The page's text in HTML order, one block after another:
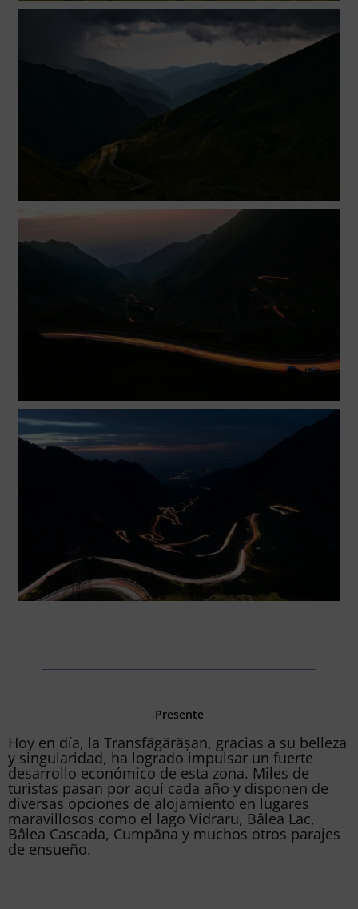
Presente
Hoy en día, la Transfăgărășan, gracias a su belleza
y singularidad, ha logrado impulsar un fuerte
desarrollo económico de esta zona. Miles de
turistas pasan por aquí cada año y disponen de
diversas opciones de alojamiento en lugares
maravillosos como el lago Vidraru, Bâlea Lac,
Bâlea Cascada, Cumpăna y muchos otros parajes
de ensueño.